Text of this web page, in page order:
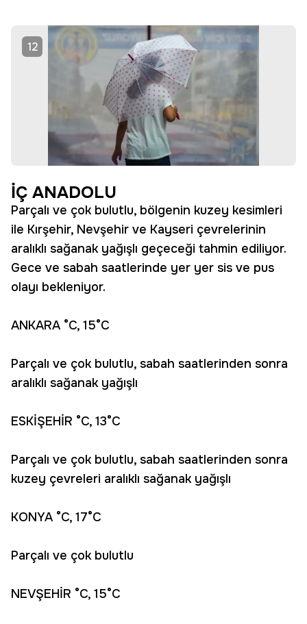
12
İÇ ANADOLU
Parçalı ve çok bulutlu, bölgenin kuzey kesimleri
ile Kırşehir, Nevşehir ve Kayseri çevrelerinin
aralıklı sağanak yağışlı geçeceği tahmin ediliyor.
Gece ve sabah saatlerinde yer yer sis ve pus
olayı bekleniyor.
ANKARA °C, 15°C
Parçalı ve çok bulutlu, sabah saatlerinden sonra
aralıklı sağanak yağışlı
ESKİŞEHİR °C, 13°C
Parçalı ve çok bulutlu, sabah saatlerinden sonra
kuzey çevreleri aralıklı sağanak yağışlı
KONYA °C, 17°C
Parçalı ve çok bulutlu
NEVŞEHİR °C, 15°C